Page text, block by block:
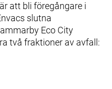
att bli föregångare i
slutna
Eco City
två fraktioner av avfall: